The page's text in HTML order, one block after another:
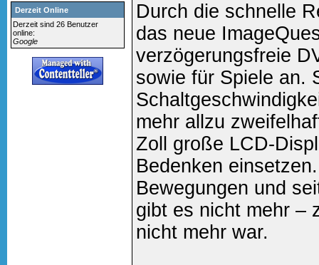
Derzeit Online
Derzeit sind 26 Benutzer
online:
Google
Durch die schnelle
das neue
verzögerungsfreie
sowie für Spiele an.
mehr allzu
Zoll große LCD-
Bedenken
Bewegungen und
gibt es nicht mehr –
nicht mehr war.